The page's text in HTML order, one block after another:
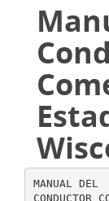
MANUAL DEL CONDUCTOR COMERCIAL DEL ESTADO DE WISCONSIN Octubre, 2014 www.wisconsindmv.gov Motorists’ Handbook Wisconsin Department of Transportation The original cover to the Wisconsin Motorists’ Handbook is not included here in order to reduce the file size and allow you to download the handbook faster. Manual del Conductor Departamento de Transportes del Estado de Wisconsin No se incluyen aquí la portada y contraportada originales del Manual del Conductor del Estado de Wisconsin a fin de reducir el tamaño del expediente y permitirle a usted obtener acceso y recuperar (download) más rápidamente la información del manual. Información Información de la Licencia de Conductor Comercial (CDL por sus siglas en inglés).....................................................www.cdl.wi.gov Página Principal de la División de Vehículos Motorizados (DMV por sus siglas en inglés)................................www.wisconsindot.gov Información General.........................................................................................................................................................(414) 266-1000 Hacer Cita para Examen Práctico de Manejo...................................................................www.wisconsindot.gov/drivers/docs/tp3.pdf Información Federal por Internet Visite la Administración Federal de Seguridad de Autotransportes (FMCSA por sus siglas en ingles) al . . . . . . . . . . . . . . . . . . . . . . . . . . . . . . . . . . . . . . . . . . . . . . . . . . . . . . www.fmcsa.dot.gov/rules-regulations/rules-regulations.htm para: • Reglamento de FMCSA • Guía Regulativa de FMCSA del Reglamento Federal de Seguridad para Vehículos Comerciales • FMCSA: Ley Federal Respecto a Vehículos Comerciales y el Conductor Comercial • Seguridad de Materiales Peligrosos (HM) • Manejo de Vehículo Automotor Comercial • Estándares federales de la Licencia del Conductor Comercial, Requisitos y Sanciones • Páginas de Internet Importantes • Temas de interés • Requisitos de Conductores • Ayudas de Cumplimiento FMCSA: Programa Médico..................................................................................................... www.fmcsa.dot.gov/regulations/medical FMCSA: Formulario del Reporte de Examen Médico...............www.fmcsa.dot.gov/documents/safetyprograms/Medical-Report.pdf FMCSA: Certificado del Médico Forense.........www.fmcsa.dot.gov/documents/safetyprograms/Medical-Examiners-Certificate.pdf FMCSA: Registro Nacional de Médicos Forenses Certificados......... https://nationalregistry.fmcsa.dot.gov/NRPublicUI/home.seam FMCSA: Programas de Seguridad para Vehículos Comerciales..................................................................www.fmcsa.dot.gov/safety Reglamento de FMCSA: Horas de Servicio............................................................. www.fmcsa.dot.gov/regulations/hours-of-service FMCSA: Página Principal........................................................................................................................................www.fmcsa.dot.gov/ Administración de Seguridad de Tubería y Materiales Peligrosas (PHMSA).........................www.phmsa.dot.gov/hazmat/registration Información del Estado de Wisconsin por Internet Visite www.cdl.wi.gov para: •Cómo Solicitar la Licencia del Conductor Comercial (CDL por sus siglas en inglés) • CDL: Información General • CDL: Examen Previa al Viaje y Examen Práctico • Cambiar su Dirección Postal • Materiales Peligrosos • Escuelas de Manejo Comercial • Requisitos Médicos de CDL • Descalificaciones • Vehículos Comerciales y el Transporte • Certificaciones (endosos) • Manual del Conductor Comercial • Certificado Médico Federal y su CDL • ¡y más! Página Principal del DMV.................................................................................................................................. www.wisconsindmv.gov Servicios por Internet del DMV............................................................................................. www.wisconsindot.gov/drivers/online.htm Vehículos Comerciales y el Transporte................................................................ www.wisconsindot.gov/business/carriers/index.htm Permisos de Excepción para Sobrepasar los Límites de Peso y Tamaño........................................................................www.wisconsindot.gov/business/carriers/osowgeneral.htm Contenido INFORMACIÓN GENERAL Información Federal y Estatal de Internet.............................................................................................interior de la portada Contenido......................................................................................................................................................................... 1–3 Avisos y Sanciones...............................................................................................................................................................4 Cómo Usar Este Manual.......................................................................................................................................................5 Guía del Vehículo Comercial (CMV) y Licencia Requerida..................................................................................................6 Información General de la Licencia de Conductor Comercial (CDL).............................................................................7–12 Requisitos Médicos para Obtener una Licencia de Conductor Comercial (CDL)........................................................13–14 Preguntas que se Hacen Comúnmente........................................................................................................................15–16 Descalificaciones de la Certificación Para Transportar Materiales Peligrosos..................................................................17 Requisitos de Licencia para Conducir Autobús Escolar y para Transportar Materiales Peligrosos..................................18 Descalificaciones de la Licencia de Conductor de Autobús Escolar.......................................................................... 19–20 Autobús Escolar o Vehículo Alternativo Definición de Autobús Escolar.......................................................................................................................................21 Definición de Vehículo Alternativo................................................................................................................................ 22 El Mapa de Regiones de la División de la Patrulla Estatal de Wisconsin......................................................................... 23 PRIMERA PARTE Sección 1 Introducción.............................................................................................................................................1:1 1.1 Exámenes para la Licencia de Conductor Comercial (CDL).....................................................................1:1 1.2 Requisitos de Documentación Médica......................................................................................................1:2 1.3 Descalificaciones del Conductor...............................................................................................................1:3 1.4 Otras Reglas de CDL.................................................................................................................................1:4 Sección 2: 2.1 2.2 2.3 2.4 2.5 2.6 2.7 2.8 2.9 2.10 2.11 2.12 2.13 2.14 2.15 2.16 2.17 2.18 2.19 2.20 2.21 2.22 2.23 Manejar Con Seguridad.......................................................................................................................... 2:1 Inspección del Vehículo.............................................................................................................................2:1 Control Básico del Vehículo.......................................................................................................................2:8 Para Cambiar de Velocidad.......................................................................................................................2:9 Observar..................................................................................................................................................2:10 Para Comunicarse Con Otros Conductores............................................................................................2:11 Para Controlar la Velocidad del Vehículo................................................................................................2:13 Para Controlar el Espacio a Su Alrededor...............................................................................................2:15 Para Identificar Peligros.......................................................................................................................... 2:20 Manejar Cuando Hay Distracciones....................................................................................................... 2:23 Conductores Agresivos/Violencia en la Carretera..................................................................................2:25 Para Manejar de Noche.......................................................................................................................... 2:26 Para Manejar en Neblina.........................................................................................................................2:28 Para Manejar en Invierno.........................................................................................................................2:28 Para Manejar en Tiempo de Mucho Calor.............................................................................................. 2:30 Cruces de Ferrocarril...............................................................................................................................2:31 Para Manejar en Terreno Montañoso......................................................................................................2:32 Emergen